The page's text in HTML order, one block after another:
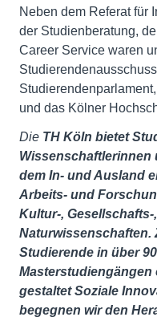
Neben dem Referat für
der Studienberatung,
Career Service waren
und das Kölner
Die TH Köln bietet
Wissenschaftlerinnen
dem In- und Ausland
Arbeits- und
Kultur-,
Naturwissenschaften.
Studierende in über
Masterstudiengängen
gestaltet Soziale
begegnen wir den